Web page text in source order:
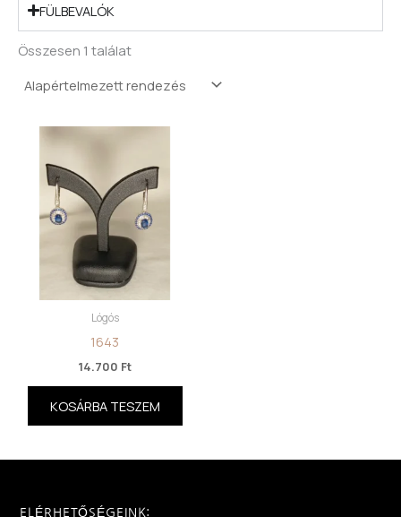
FÜLBEVALÓK
Összesen 1 találat
Lógós
1643
14.700 Ft
KOSÁRBA TESZEM
ELÉRHETŐSÉGEINK: